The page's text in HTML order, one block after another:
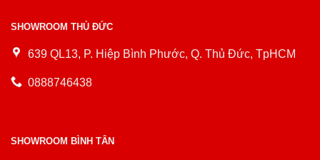
SHOWROOM THỦ ĐỨC
639 QL13, P. Hiệp Bình Phước, Q. Thủ Đức, TpHCM
0888746438
SHOWROOM BÌNH TÂN